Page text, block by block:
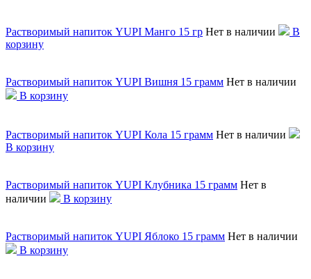
Растворимый напиток YUPI Манго 15 гр Нет в наличии
В
корзину
Растворимый напиток YUPI Вишня 15 грамм Нет в наличии
В корзину
Растворимый напиток YUPI Кола 15 грамм Нет в наличии
В корзину
Растворимый напиток YUPI Клубника 15 грамм Нет в
наличии
В корзину
Растворимый напиток YUPI Яблоко 15 грамм Нет в наличии
В корзину